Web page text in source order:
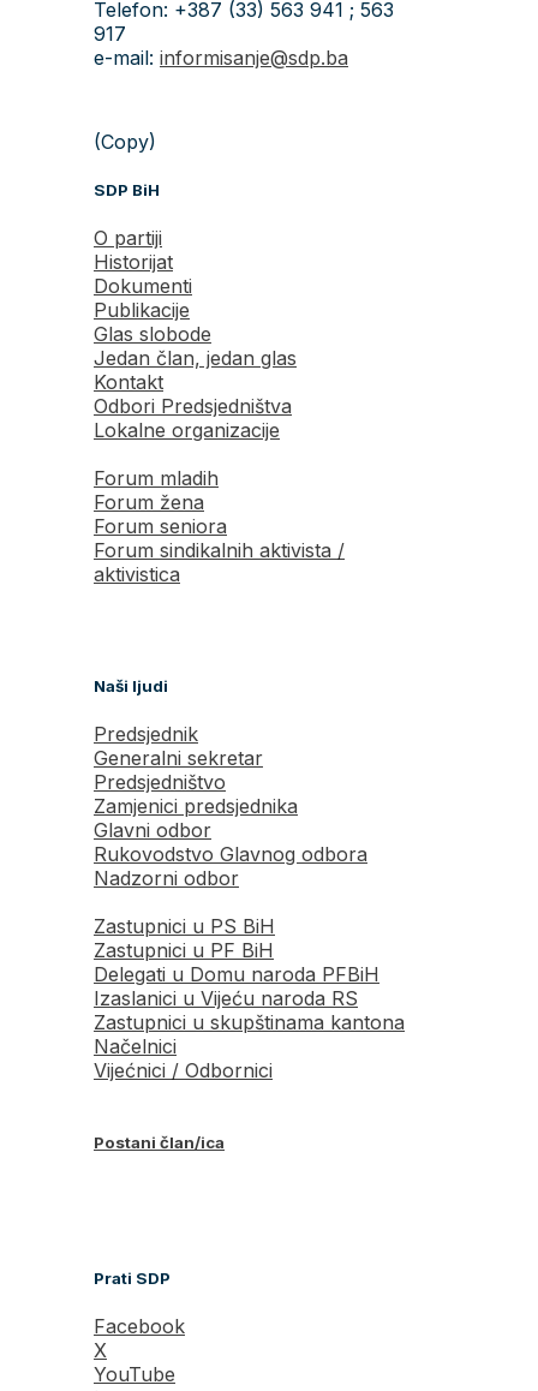
Telefon: +387 (33) 563 941 ; 563
917
e-mail: informisanje@sdp.ba
(Copy)
SDP BiH
O partiji
Historijat
Dokumenti
Publikacije
Glas slobode
Jedan član, jedan glas
Kontakt
Odbori Predsjedništva
Lokalne organizacije
Forum mladih
Forum žena
Forum seniora
Forum sindikalnih aktivista /
aktivistica
Naši ljudi
Predsjednik
Generalni sekretar
Predsjedništvo
Zamjenici predsjednika
Glavni odbor
Rukovodstvo Glavnog odbora
Nadzorni odbor
Zastupnici u PS BiH
Zastupnici u PF BiH
Delegati u Domu naroda PFBiH
Izaslanici u Vijeću naroda RS
Zastupnici u skupštinama kantona
Načelnici
Vijećnici / Odbornici
Postani član/ica
Prati SDP
Facebook
X
YouTube